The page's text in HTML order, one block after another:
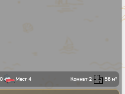
Мест 4 Комнат2 56м²